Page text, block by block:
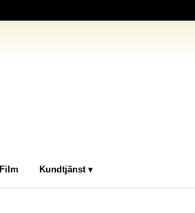
Film Kundtjänst